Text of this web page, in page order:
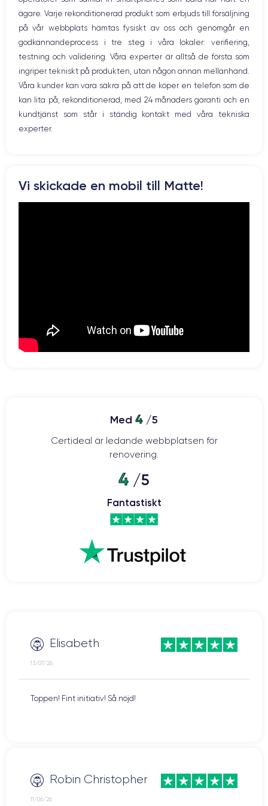
Skärm:
en utmärkt OLED-skärm
upplösning på 2532 x 1170 pixlar med en densitet på 460 pixlar per
tum. Den är HDR-kompatibel och har ett kontrastförhållande på 2 000
000:1. Med andra ord säkerställer den att du får skimrande färger och
djupa svarta färger.
det perfekta valet . Tack vare Dolby Atmos-stereohögtalarna är
ljudet perfekt spatialiserat och du kan njuta fullt ut av ditt innehåll
hemma eller på språng.
ska få tillbaka 50 % av sitt batteri.
med en bländare på f/1,6 och en ultravidvinkel med en bländare på
f/2,4. Med 2x digital zoom, 5x digital zoom och optisk stabilisering kan
du enkelt ta kvalitetsfoton när som helst och var som helst.
iPhone 12: 5G-hastighet i din hand
ansluta till 5G-nätverk. Detta möjliggör hastigheter på upp till 4 Gbps
snabbare nedladdningar, smidigare videospelupplevelser, men även
streaming av bättre kvalitet. Även videosamtal som FaceTime blir
roligare när du kontaktar dina nära och kära.
WiFi
Nätverk
Vibration
Prise USB
ägare. Varje rekonditionerad produkt som erbjuds till försäljning
på vår webbplats hämtas fysiskt av oss och genomgår en
godkännandeprocess i tre steg i våra lokaler: verifiering,
testning och validering. Våra experter är alltså de första som
ingriper tekniskt på produkten, utan någon annan mellanhand.
Våra kunder kan vara säkra på att de köper en telefon som de
kan lita på, rekonditionerad, med 24 månaders garanti och en
kundtjänst som står i ständig kontakt med våra tekniska
experter.
Vi skickade en mobil till Matte!
Med 4 /5
Certideal är ledande webbplatsen för
renovering.
4 /5
Fantastiskt
Elisabeth
13/07/26
Toppen! Fint initiativ! Så nöjd!
Robin Christopher
11/06/26